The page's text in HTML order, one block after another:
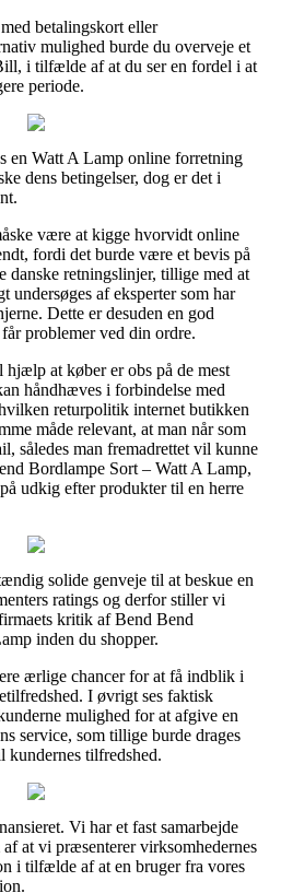
betalingskort eller
mulighed burde du overveje et
i tilfælde af at du ser en fordel i at
periode.
en Watt A Lamp online forretning
dens betingelser, dog er det i
være at kigge hvorvidt online
fordi det burde være et bevis på
danske retningslinjer, tillige med at
undersøges af eksperter som har
Dette er desuden en god
problemer ved din ordre.
at køber er obs på de mest
håndhæves i forbindelse med
returpolitik internet butikken
måde relevant, at man når som
således man fremadrettet vil kunne
Bordlampe Sort – Watt A Lamp,
udkig efter produkter til en herre
solide genveje til at beskue en
ratings og derfor stiller vi
kritik af Bend Bend
inden du shopper.
ærlige chancer for at få indblik i
I øvrigt ses faktisk
mulighed for at afgive en
service, som tillige burde drages
tilfredshed.
Vi har et fast samarbejde
at vi præsenterer virksomhedernes
i tilfælde af at en bruger fra vores